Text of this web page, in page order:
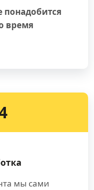
понадобится
время
мы сами